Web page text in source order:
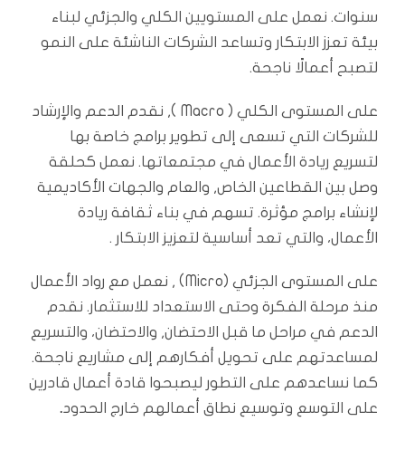
سنوات. نعمل على المستويين الكلي والجزئي لبناء
بيئة تعزز الابتكار وتساعد الشركات الناشئة على النمو
لتصبح أعمالًا ناجحة.
على المستوى الكلي ( Macro ), نقدم الدعم والإرشاد
للشركات التي تسعى إلى تطوير برامج خاصة بها
لتسريع ريادة الأعمال في مجتمعاتها. نعمل كحلقة
وصل بين القطاعين الخاص, والعام والجهات الأكاديمية
لإنشاء برامج مؤثرة. تسهم في بناء ثقافة ريادة
الأعمال، والتي تعد أساسية لتعزيز الابتكار .
على المستوى الجزئي (Micro) , نعمل مع رواد الأعمال
منذ مرحلة الفكرة وحتى الاستعداد للاستثمار. نقدم
الدعم في مراحل ما قبل الاحتضان, والاحتضان، والتسريع
لمساعدتهم على تحويل أفكارهم إلى مشاريع ناجحة.
كما نساعدهم على التطور ليصبحوا قادة أعمال قادرين
على التوسع وتوسيع نطاق أعمالهم خارج الحدود.